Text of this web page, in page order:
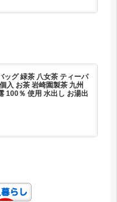
ッグ 緑茶 八女茶 ティーパ
入 お茶 岩崎園製茶 九州
100％ 使用 水出し お湯出